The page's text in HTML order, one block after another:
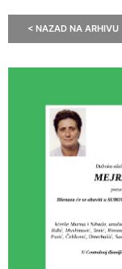
< NAZAD NA ARHIVU